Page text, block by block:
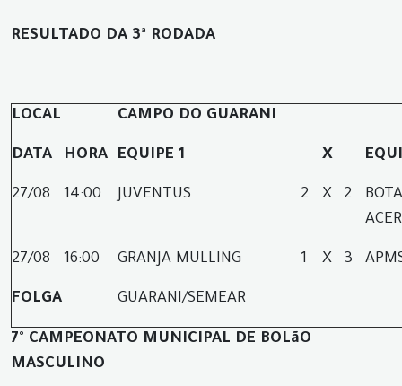
RESULTADO DA 3ª RODADA
LOCAL CAMPO DO GUARANI
DATA HORA EQUIPE 1 X
27/08 14:00 JUVENTUS 2 X 2
27/08 16:00 GRANJA MULLING 1 X 3
FOLGA GUARANI/SEMEAR
7° CAMPEONATO MUNICIPAL DE BOLãO
MASCULINO